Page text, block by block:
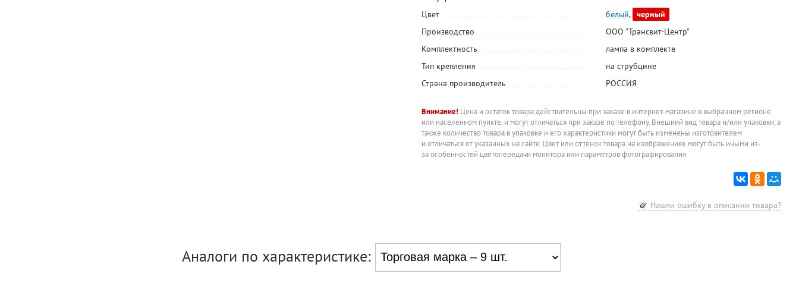
Цвет
белый, черный
Производство
ООО "Трансвит-Центр"
Комплектность
лампа в комплекте
Тип крепления
на струбцине
Страна производитель
РОССИЯ
Внимание! Цена и остаток товара действительны при заказе в интернет-магазине в выбранном регионе
или населенном пункте, и могут отличаться при заказе по телефону. Внешний вид товара и/или упаковки, а
также количество товара в упаковке и его характеристики могут быть изменены изготовителем
и отличаться от указанных на сайте. Цвет или оттенок товара на изображениях могут быть иными из-
за особенностей цветопередачи монитора или параметров фотографирования.
Нашли ошибку в описании товара?
Аналоги по характеристике: